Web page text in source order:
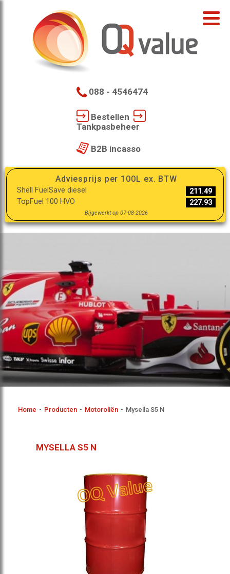
088 - 4546474
Bestellen
Tankpasbeheer
B2B incasso
Adviesprijs per 100L ex. BTW
Shell FuelSave diesel
211.49
TopFuel 100 HVO
227.93
Bijgewerkt op 07-08-2026
Home - Producten - Motoroliën - Mysella S5 N
MYSELLA S5 N